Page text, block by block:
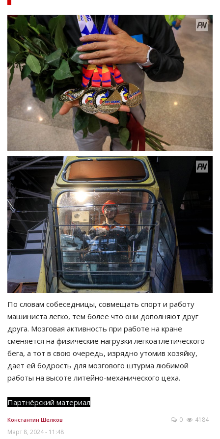
По словам собеседницы, совмещать спорт и работу
машиниста легко, тем более что они дополняют друг
друга. Мозговая активность при работе на кране
сменяется на физические нагрузки легкоатлетического
бега, а тот в свою очередь, изрядно утомив хозяйку,
дает ей бодрость для мозгового штурма любимой
работы на высоте литейно-механического цеха.
Партнёрский материал
Константин Шелков
Март 8, 2024 - 11:48
0 4184